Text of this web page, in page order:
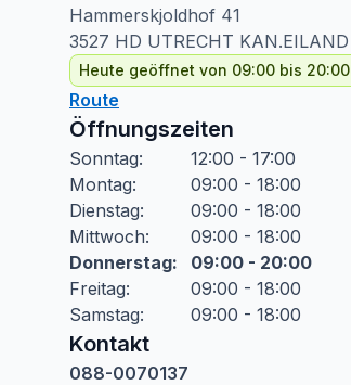
Hammerskjoldhof 41
3527 HD UTRECHT KAN.EILAND
Heute geöffnet von 09:00 bis 20:00
Route
Öffnungszeiten
Sonntag:
12:00 - 17:00
Montag:
09:00 - 18:00
Dienstag:
09:00 - 18:00
Mittwoch:
09:00 - 18:00
Donnerstag:
09:00 - 20:00
Freitag:
09:00 - 18:00
Samstag: 09:00 - 18:00
Kontakt
088-0070137